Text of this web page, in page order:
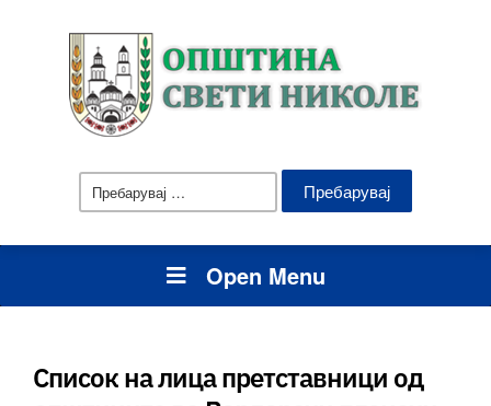
Пребарувај
за:
Open Menu
Список на лица претставници од